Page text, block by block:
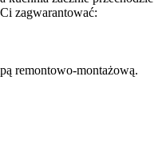
zagwarantować:
remontowo-montażową.